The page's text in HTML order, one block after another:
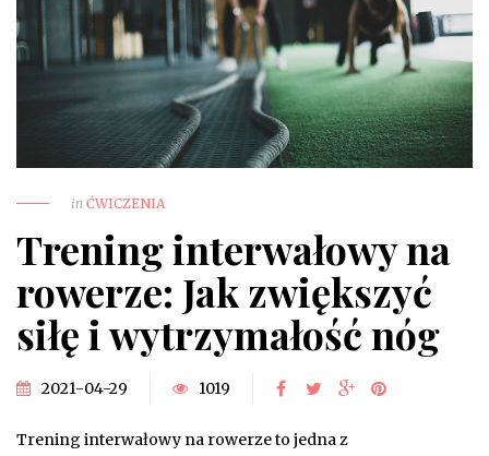
in ĆWICZENIA
Trening interwałowy na
rowerze: Jak zwiększyć
siłę i wytrzymałość nóg
2021-04-29 1019
Trening interwałowy na rowerze to jedna z